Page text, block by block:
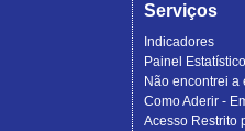
Serviços
Indicadores
Painel Estatístico
Não encontrei a
Como Aderir -
Acesso Restrito